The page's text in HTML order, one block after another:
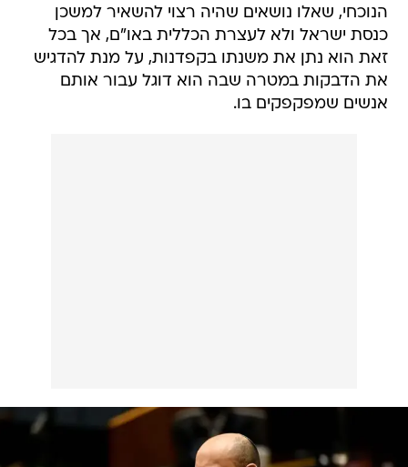
הנוכחי, שאלו נושאים שהיה רצוי להשאיר למשכן
כנסת ישראל ולא לעצרת הכללית באו"ם, אך בכל
זאת הוא נתן את משנתו בקפדנות, על מנת להדגיש
את הדבקות במטרה שבה הוא דוגל עבור אותם
אנשים שמפקפקים בו.